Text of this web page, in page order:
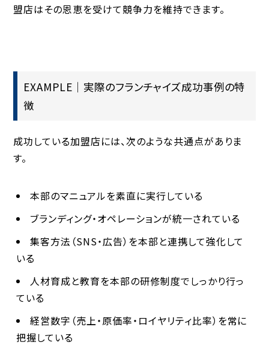
盟店はその恩恵を受けて競争力を維持できます。
EXAMPLE｜実際のフランチャイズ成功事例の特
徴
成功している加盟店には、次のような共通点がありま
す。
本部のマニュアルを素直に実行している
ブランディング・オペレーションが統一されている
集客方法（SNS・広告）を本部と連携して強化して
いる
人材育成と教育を本部の研修制度でしっかり行っ
ている
経営数字（売上・原価率・ロイヤリティ比率）を常に
把握している